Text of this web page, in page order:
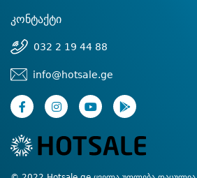
კონტაქტი
032 2 19 44 88
info@hotsale.ge